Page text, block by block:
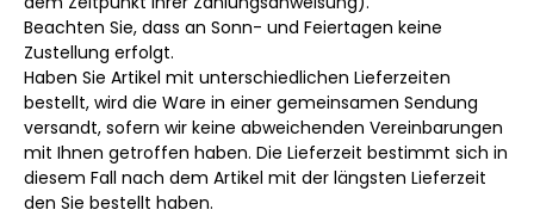
Beachten Sie, dass an Sonn- und Feiertagen keine
Zustellung erfolgt.
Haben Sie Artikel mit unterschiedlichen Lieferzeiten
bestellt, wird die Ware in einer gemeinsamen Sendung
versandt, sofern wir keine abweichenden Vereinbarungen
mit Ihnen getroffen haben. Die Lieferzeit bestimmt sich in
diesem Fall nach dem Artikel mit der längsten Lieferzeit
den Sie bestellt haben.